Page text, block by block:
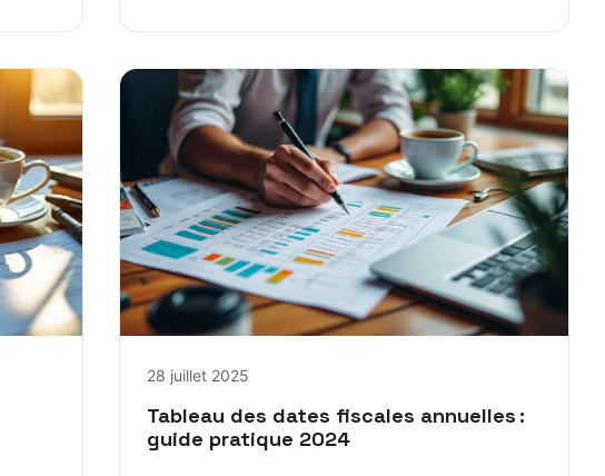
28 juillet 2025
Tableau des dates fiscales annuelles :
guide pratique 2024